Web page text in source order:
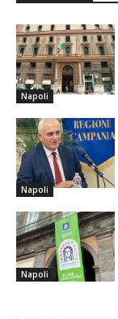
Napoli
Napoli
Napoli